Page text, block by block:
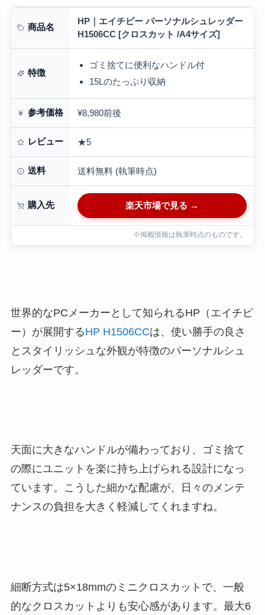
商品名
HP｜エイチピー パーソナルシュレッダー
H1506CC [クロスカット /A4サイズ]
特徴
ゴミ捨てに便利なハンドル付
15Lのたっぷり収納
参考価格 ¥8,980前後
レビュー ★5
送料 送料無料 (執筆時点)
購入先 楽天市場で見る →
※掲載情報は執筆時点のものです。
世界的なPCメーカーとして知られるHP（エイチピ
ー）が展開するHP H1506CCは、使い勝手の良さ
とスタイリッシュな外観が特徴のパーソナルシュ
レッダーです。
天面に大きなハンドルが備わっており、ゴミ捨て
の際にユニットを楽に持ち上げられる設計になっ
ています。こうした細かな配慮が、日々のメンテ
ナンスの負担を大きく軽減してくれますね。
細断方式は5×18mmのミニクロスカットで、一般
的なクロスカットよりも安心感があります。最大6